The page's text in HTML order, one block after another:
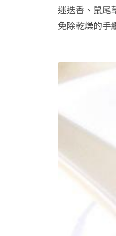
迷迭香、鼠尾
免除乾燥的手